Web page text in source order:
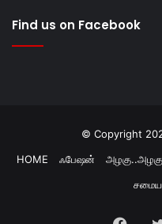
Find us on Facebook
© Copyright
HOME
ஃபேஷன்